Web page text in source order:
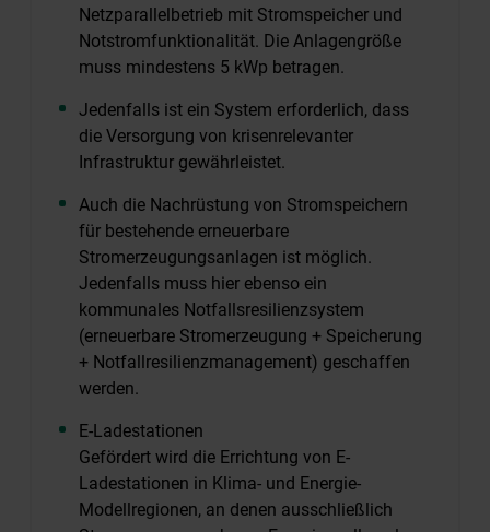
Netzparallelbetrieb mit Stromspeicher und
Notstromfunktionalität. Die Anlagengröße
muss mindestens 5 kWp betragen.
Jedenfalls ist ein System erforderlich, dass
die Versorgung von krisenrelevanter
Infrastruktur gewährleistet.
Auch die Nachrüstung von Stromspeichern
für bestehende erneuerbare
Stromerzeugungsanlagen ist möglich.
Jedenfalls muss hier ebenso ein
kommunales Notfallsresilienzsystem
(erneuerbare Stromerzeugung + Speicherung
+ Notfallresilienzmanagement) geschaffen
werden.
E-Ladestationen
Gefördert wird die Errichtung von E-
Ladestationen in Klima- und Energie-
Modellregionen, an denen ausschließlich